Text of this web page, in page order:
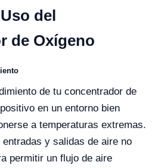
del
de Oxígeno
de tu concentrador de
en un entorno bien
a temperaturas extremas.
y salidas de aire no
permitir un flujo de aire